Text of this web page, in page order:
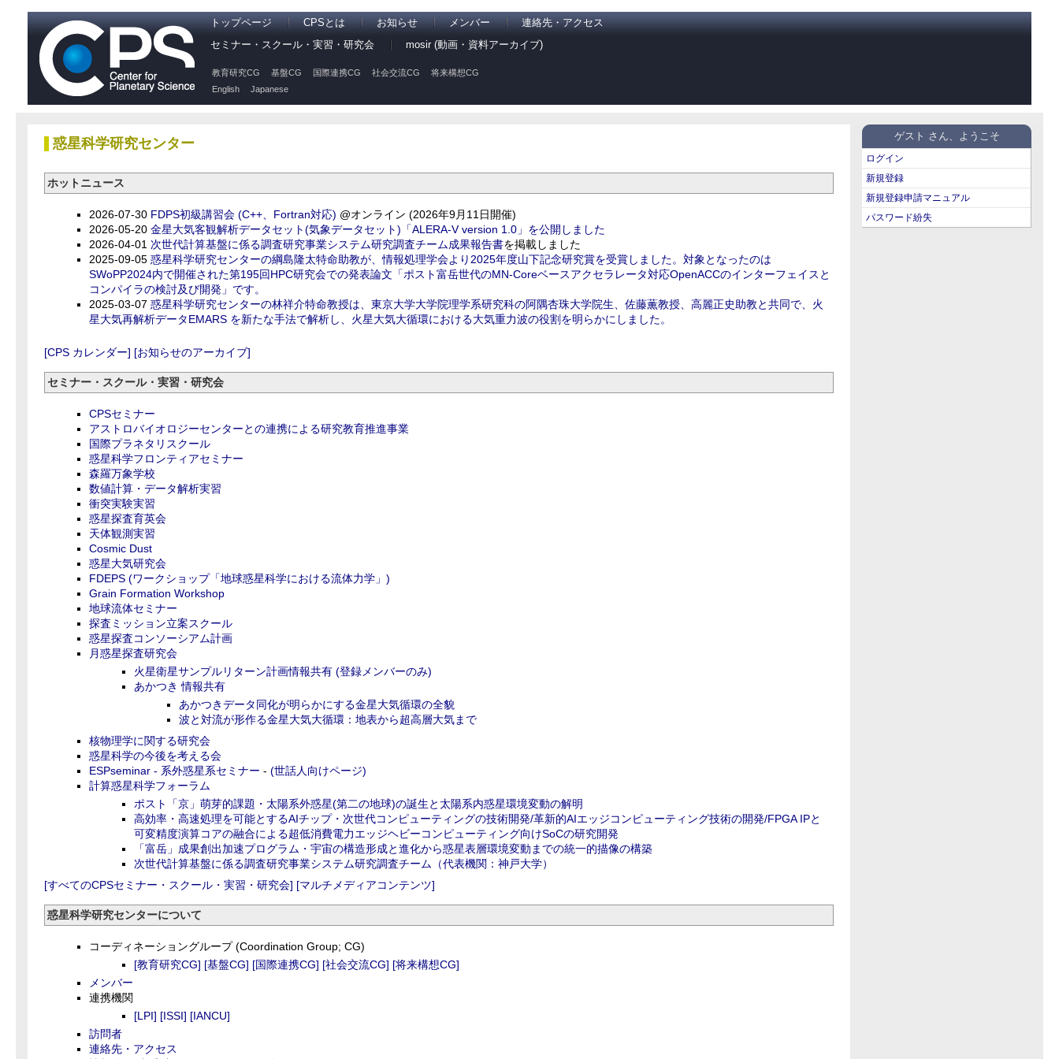
トップページ CPSとは お知らせ メンバー
連絡先・アクセス
セミナー・スクール・実習・研究会
mosir (動画・資料アーカイブ)
教育研究CG 基盤CG 国際連携CG 社会交流CG
将来構想CG
English
Japanese
ゲスト さん、ようこそ
ログイン
新規登録
新規登録申請マニュアル
パスワード紛失
惑星科学研究センター
ホットニュース
2026-07-30 FDPS初級講習会 (C++、Fortran対応) @オンライン (2026年9月11日開催)
2026-05-20 金星大気客観解析データセット(気象データセット)「ALERA-V version 1.0」を公開しました
2026-04-01 次世代計算基盤に係る調査研究事業システム研究調査チーム成果報告書を掲載しました
2025-09-05 惑星科学研究センターの綱島隆太特命助教が、情報処理学会より2025年度山下記念研究賞を受賞しました。対象となったのは
SWoPP2024内で開催された第195回HPC研究会での発表論文「ポスト富岳世代のMN-Coreベースアクセラレータ対応OpenACCのインターフェイスと
コンパイラの検討及び開発」です。
2025-03-07 惑星科学研究センターの林祥介特命教授は、東京大学大学院理学系研究科の阿隅杏珠大学院生、佐藤薫教授、高麗正史助教と共同で、火
星大気再解析データEMARS を新たな手法で解析し、火星大気大循環における大気重力波の役割を明らかにしました。
[CPS カレンダー] [お知らせのアーカイブ]
セミナー・スクール・実習・研究会
CPSセミナー
アストロバイオロジーセンターとの連携による研究教育推進事業
国際プラネタリスクール
惑星科学フロンティアセミナー
森羅万象学校
数値計算・データ解析実習
衝突実験実習
惑星探査育英会
天体観測実習
Cosmic Dust
惑星大気研究会
FDEPS (ワークショップ「地球惑星科学における流体力学」)
Grain Formation Workshop
地球流体セミナー
探査ミッション立案スクール
惑星探査コンソーシアム計画
月惑星探査研究会
火星衛星サンプルリターン計画情報共有 (登録メンバーのみ)
あかつき 情報共有
あかつきデータ同化が明らかにする金星大気循環の全貌
波と対流が形作る金星大気大循環：地表から超高層大気まで
核物理学に関する研究会
惑星科学の今後を考える会
ESPseminar - 系外惑星系セミナー - (世話人向けページ)
計算惑星科学フォーラム
ポスト「京」萌芽的課題・太陽系外惑星(第二の地球)の誕生と太陽系内惑星環境変動の解明
高効率・高速処理を可能とするAIチップ・次世代コンピューティングの技術開発/革新的AIエッジコンピューティング技術の開発/FPGA IPと
可変精度演算コアの融合による超低消費電力エッジヘビーコンピューティング向けSoCの研究開発
「富岳」成果創出加速プログラム・宇宙の構造形成と進化から惑星表層環境変動までの統一的描像の構築
次世代計算基盤に係る調査研究事業システム研究調査チーム（代表機関：神戸大学）
[すべてのCPSセミナー・スクール・実習・研究会] [マルチメディアコンテンツ]
惑星科学研究センターについて
コーディネーショングループ (Coordination Group; CG)
[教育研究CG] [基盤CG] [国際連携CG] [社会交流CG] [将来構想CG]
メンバー
連携機関
[LPI] [ISSI] [IANCU]
訪問者
連絡先・アクセス